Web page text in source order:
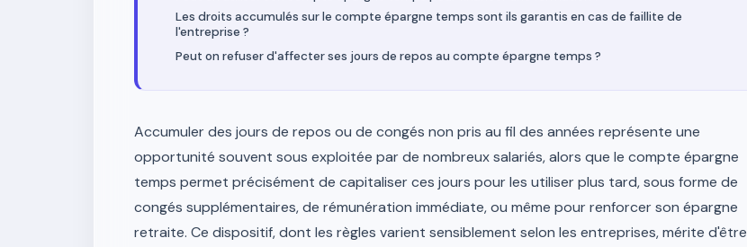
Les droits accumulés sur le compte épargne temps sont ils garantis en cas de faillite de
l'entreprise ?
Peut on refuser d'affecter ses jours de repos au compte épargne temps ?
Accumuler des jours de repos ou de congés non pris au fil des années représente une
opportunité souvent sous exploitée par de nombreux salariés, alors que le compte épargne
temps permet précisément de capitaliser ces jours pour les utiliser plus tard, sous forme de
congés supplémentaires, de rémunération immédiate, ou même pour renforcer son épargne
retraite. Ce dispositif, dont les règles varient sensiblement selon les entreprises, mérite d'être